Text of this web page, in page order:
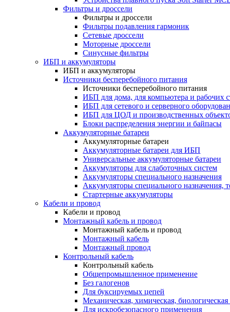
Фильтры и дроссели
Фильтры и дроссели
Фильтры подавления гармоник
Сетевые дроссели
Моторные дроссели
Синусные фильтры
ИБП и аккумуляторы
ИБП и аккумуляторы
Источники бесперебойного питания
Источники бесперебойного питания
ИБП для дома, для компьютера и рабочих
ИБП для сетевого и серверного
ИБП для ЦОД и производственных
Блоки распределения энергии и байпасы
Аккумуляторные батареи
Аккумуляторные батареи
Аккумуляторные батареи для ИБП
Универсальные аккумуляторные батареи
Аккумуляторы для слаботочных систем
Аккумуляторы специального назначения
Аккумуляторы специального назначения,
Стартерные аккумуляторы
Кабели и провод
Кабели и провод
Монтажный кабель и провод
Монтажный кабель и провод
Монтажный кабель
Монтажный провод
Контрольный кабель
Контрольный кабель
Общепромышленное применение
Без галогенов
Для буксируемых цепей
Механическая, химическая, биологическая
Для искробезопасного применения